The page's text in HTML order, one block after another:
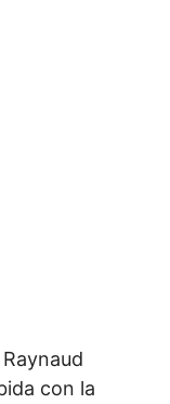
con la